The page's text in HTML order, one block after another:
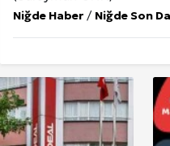
Niğde Haber / Niğde Son